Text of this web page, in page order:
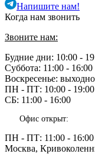
Напишите нам!
Когда нам звонить
Звоните нам:
Будние дни: 10:00 -
Суббота: 11:00 - 16:00
Воскресенье:
ПН - ПТ: 10:00 - 19:00
СБ: 11:00 - 16:00
Офис открыт:
ПН - ПТ: 11:00 - 16:00
Москва,